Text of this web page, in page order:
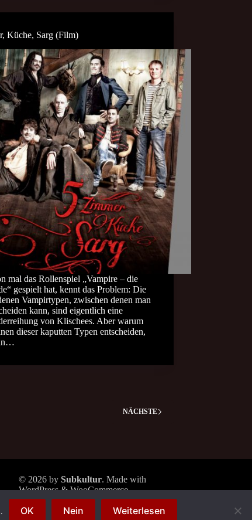
Küche, Sarg (Film)
mal das Rollenspiel „Vampire – die
gespielt hat, kennt das Problem: Die
Vampirtypen, zwischen denen man
kann, sind eigentlich eine
von Klischees. Aber warum
dieser kaputten Typen entscheiden,
NÄCHSTE
© 2026 by Subkultur. Made with
WordPress & WooCommerce.
Subkulturis a division ofPeriplaneta
Berlin
OK Nein Weiterlesen